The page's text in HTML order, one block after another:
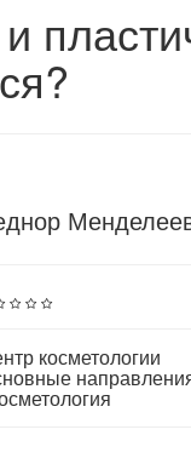
косметологии